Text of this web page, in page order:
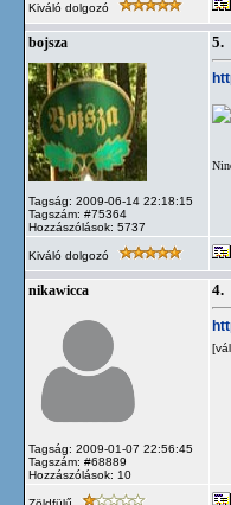
Kiváló dolgozó
bojsza
Tagság: 2009-06-14 22:18:15
Tagszám: #75364
Hozzászólások: 5737
5.
Kiváló dolgozó
nikawicca
Tagság: 2009-01-07 22:56:45
Tagszám: #68889
Hozzászólások: 10
4.